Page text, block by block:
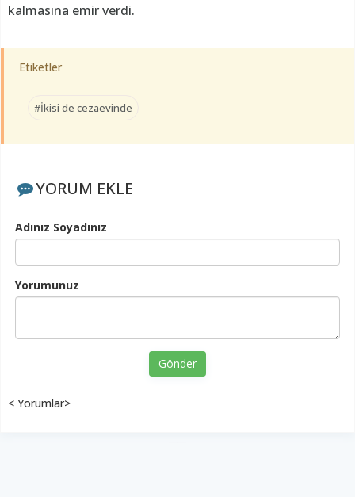
kalmasına emir verdi.
Etiketler
#İkisi de cezaevinde
YORUM EKLE
Adınız Soyadınız
Yorumunuz
Gönder
< Yorumlar>